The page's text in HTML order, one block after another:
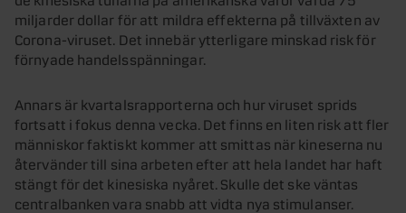
miljarder dollar för att mildra effekterna på tillväxten av
Corona-viruset. Det innebär ytterligare minskad risk för
förnyade handelsspänningar.
Annars är kvartalsrapporterna och hur viruset sprids
fortsatt i fokus denna vecka. Det finns en liten risk att fler
människor faktiskt kommer att smittas när kineserna nu
återvänder till sina arbeten efter att hela landet har haft
stängt för det kinesiska nyåret. Skulle det ske väntas
centralbanken vara snabb att vidta nya stimulanser.